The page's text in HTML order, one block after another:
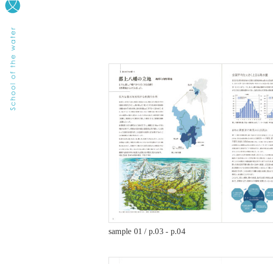
sample 01 / p.03 - p.04